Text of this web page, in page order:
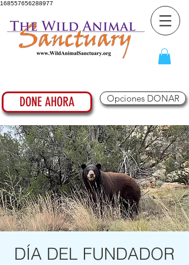
168557656288977
DONE AHORA Opciones DONAR
DÍA DEL FUNDADOR